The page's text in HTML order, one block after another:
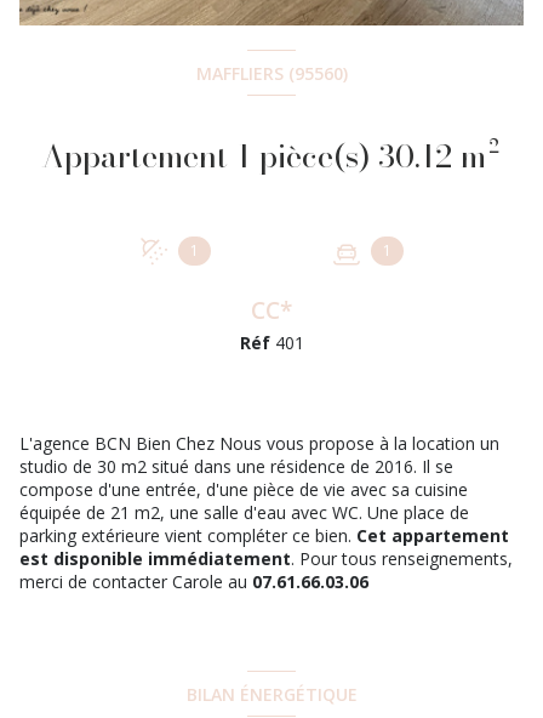
MAFFLIERS (95560)
Appartement 1 pièce(s) 30.12 m²
1 1
CC*
Réf 401
L'agence BCN Bien Chez Nous vous propose à la location un
studio de 30 m2 situé dans une résidence de 2016. Il se
compose d'une entrée, d'une pièce de vie avec sa cuisine
équipée de 21 m2, une salle d'eau avec WC. Une place de
parking extérieure vient compléter ce bien. Cet appartement
est disponible immédiatement. Pour tous renseignements,
merci de contacter Carole au 07.61.66.03.06
BILAN ÉNERGÉTIQUE